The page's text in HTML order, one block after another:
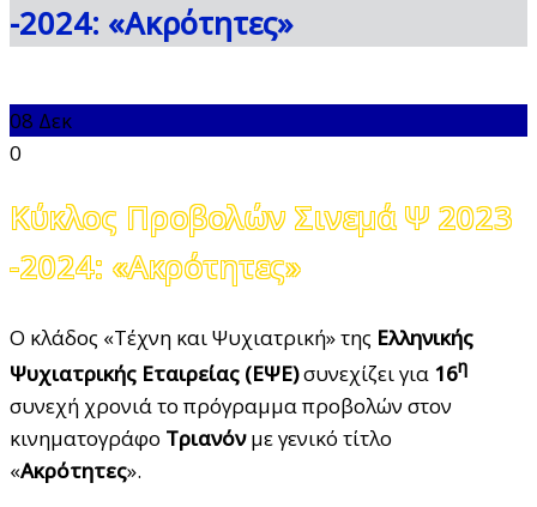
-2024: «Ακρότητες»
08 Δεκ
0
Κύκλος Προβολών Σινεμά Ψ 2023
-2024: «Ακρότητες»
Ο κλάδος «Τέχνη και Ψυχιατρική» της Ελληνικής
Ψυχιατρικής Εταιρείας (ΕΨΕ)συνεχίζει για 16η
συνεχή χρονιά το πρόγραμμα προβολών στον
κινηματογράφο Τριανόνμε γενικό τίτλο
«Ακρότητες».